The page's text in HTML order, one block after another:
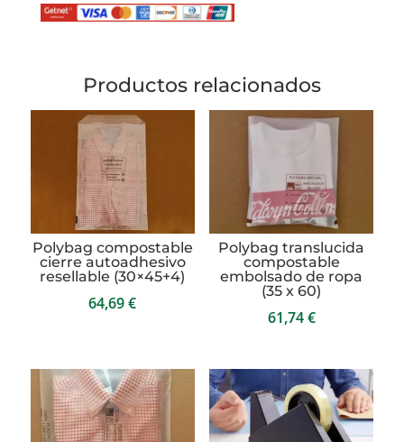
Productos relacionados
Polybag compostable
cierre autoadhesivo
resellable (30×45+4)
64,69€
Polybag translucida
compostable
embolsado de ropa
(35 x 60)
61,74€